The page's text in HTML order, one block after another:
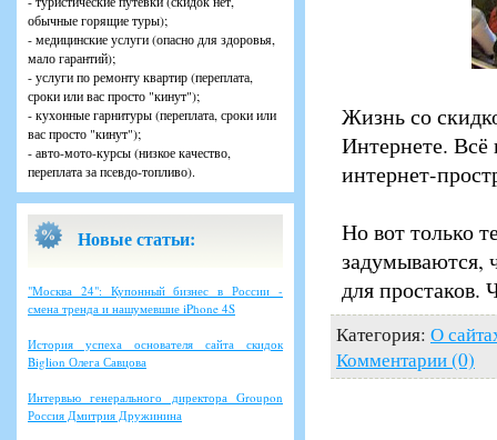
обычные горящие туры);
- медицинские услуги (опасно для здоровья,
мало гарантий);
- услуги по ремонту квартир (переплата,
сроки или вас просто "кинут");
- кухонные гарнитуры (переплата, сроки или
вас просто "кинут");
- авто-мото-курсы (низкое качество,
переплата за псевдо-топливо).
Новые статьи:
"Москва 24": Купонный бизнес в России -
смена тренда и нашумевшие iPhone 4S
История успеха основателя сайта скидок
Biglion Олега Савцова
Интервью генерального директора Groupon
Россия Дмитрия Дружинина
Жизнь со
Интернете. Всё
интернет-
Но вот только
задумываются,
для простаков.
Категория: О
Комментарии (0)